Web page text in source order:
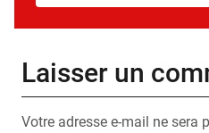
Laisser un
Votre adresse e-mail ne sera